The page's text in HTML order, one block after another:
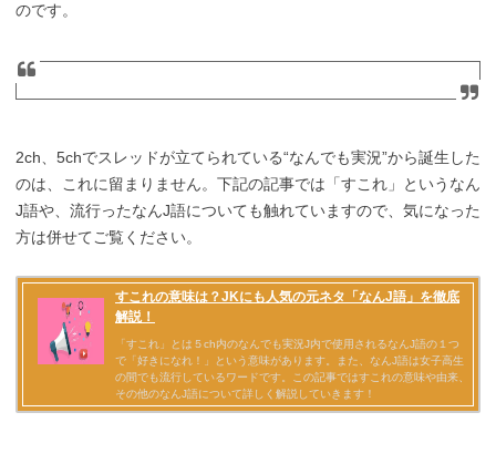
のです。
2ch、5chでスレッドが立てられている“なんでも実況”から誕生した
のは、これに留まりません。下記の記事では「すこれ」というなん
J語や、流行ったなんJ語についても触れていますので、気になった
方は併せてご覧ください。